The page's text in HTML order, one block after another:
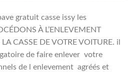
gratuit casse issy les
À L’ENLEVEMENT
CASSE DE VOTRE VOITURE. il
de faire enlever votre
de l enlevement agréés et